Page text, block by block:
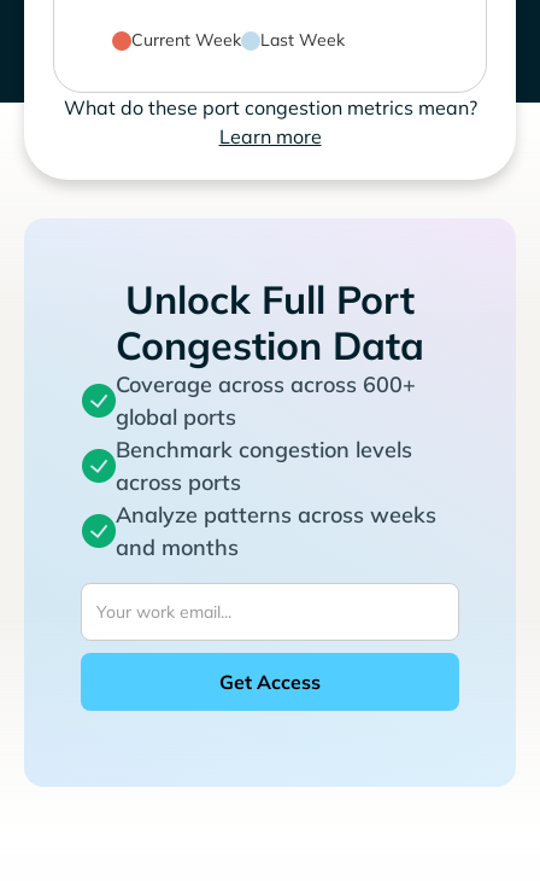
Current Week Last Week
What do these port congestion metrics mean?
Learn more
Unlock Full Port
Congestion Data
Coverage across across 600+
global ports
Benchmark congestion levels
across ports
Analyze patterns across weeks
and months